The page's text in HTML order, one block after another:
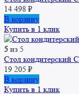
14 498 ₽
В корзину
Купить в 1 клик
5 из 5
Стол кондитерский
19 205 ₽
В корзину
Купить в 1 клик